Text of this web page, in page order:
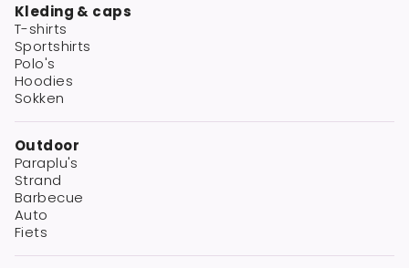
Kleding & caps
T-shirts
Sportshirts
Polo's
Hoodies
Sokken
Outdoor
Paraplu's
Strand
Barbecue
Auto
Fiets